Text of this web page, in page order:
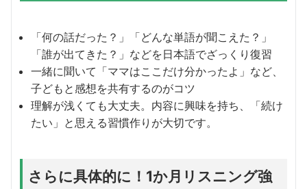
「何の話だった？」「どんな単語が聞こえた？」
「誰が出てきた？」などを日本語でざっくり復習
一緒に聞いて「ママはここだけ分かったよ」など、
子どもと感想を共有するのがコツ
理解が浅くても大丈夫。内容に興味を持ち、「続け
たい」と思える習慣作りが大切です。
さらに具体的に！1か月リスニング強